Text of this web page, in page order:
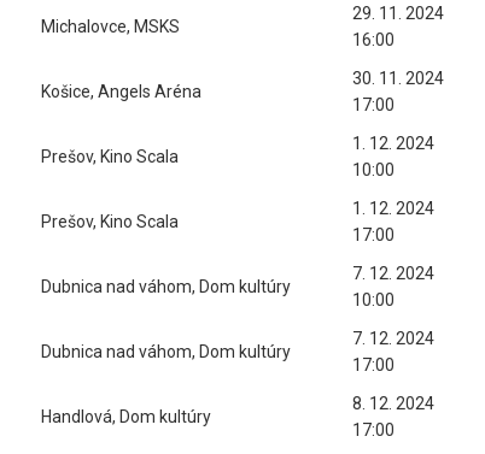
Michalovce, MSKS
29. 11. 2024
16:00
Košice, Angels Aréna
30. 11. 2024
17:00
Prešov, Kino Scala
1. 12. 2024
10:00
Prešov, Kino Scala
1. 12. 2024
17:00
Dubnica nad váhom, Dom kultúry
7. 12. 2024
10:00
Dubnica nad váhom, Dom kultúry
7. 12. 2024
17:00
Handlová, Dom kultúry
8. 12. 2024
17:00